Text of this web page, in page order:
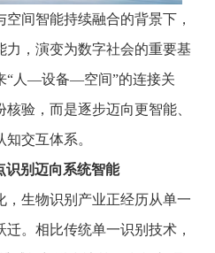
间智能持续融合的背景下，
力，演变为数字社会的重要基
“人—设备—空间”的连接关
验，而是逐步迈向更智能、
交互体系。
别迈向系统智能
生物识别产业正经历从单一
。相比传统单一识别技术，